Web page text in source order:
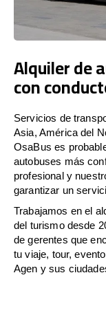
Alquiler de
con
Servicios de
Asia, América del
OsaBus es
autobuses más
profesional y
garantizar un
Trabajamos en el
del turismo desde
de gerentes que
tu viaje, tour,
Agen y sus